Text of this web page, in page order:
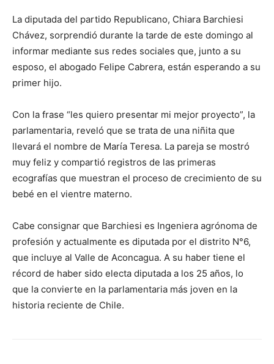
La diputada del partido Republicano, Chiara Barchiesi
Chávez, sorprendió durante la tarde de este domingo al
informar mediante sus redes sociales que, junto a su
esposo, el abogado Felipe Cabrera, están esperando a su
primer hijo.
Con la frase “les quiero presentar mi mejor proyecto”, la
parlamentaria, reveló que se trata de una niñita que
llevará el nombre de María Teresa. La pareja se mostró
muy feliz y compartió registros de las primeras
ecografías que muestran el proceso de crecimiento de su
bebé en el vientre materno.
Cabe consignar que Barchiesi es Ingeniera agrónoma de
profesión y actualmente es diputada por el distrito N°6,
que incluye al Valle de Aconcagua. A su haber tiene el
récord de haber sido electa diputada a los 25 años, lo
que la convierte en la parlamentaria más joven en la
historia reciente de Chile.